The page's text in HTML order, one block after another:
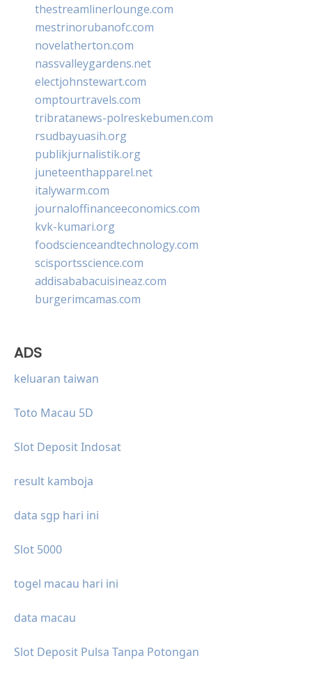
thestreamlinerlounge.com
mestrinorubanofc.com
novelatherton.com
nassvalleygardens.net
electjohnstewart.com
omptourtravels.com
tribratanews-polreskebumen.com
rsudbayuasih.org
publikjurnalistik.org
juneteenthapparel.net
italywarm.com
journaloffinanceeconomics.com
kvk-kumari.org
foodscienceandtechnology.com
scisportsscience.com
addisababacuisineaz.com
burgerimcamas.com
ADS
keluaran taiwan
Toto Macau 5D
Slot Deposit Indosat
result kamboja
data sgp hari ini
Slot 5000
togel macau hari ini
data macau
Slot Deposit Pulsa Tanpa Potongan